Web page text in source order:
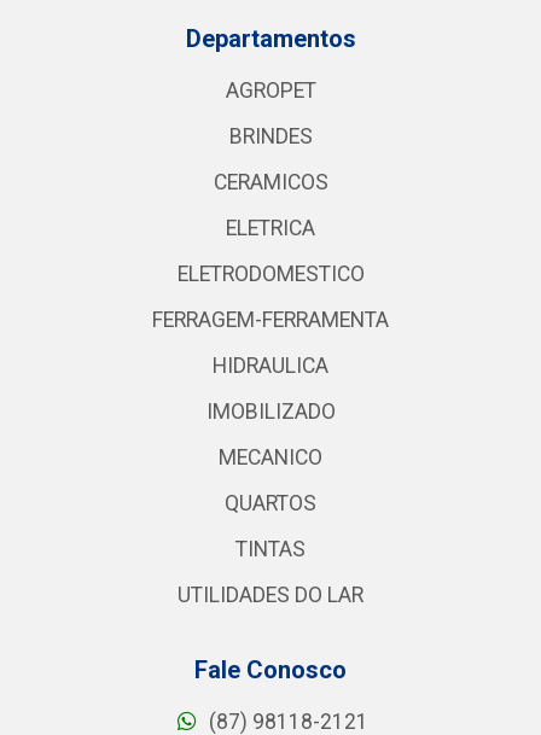
Departamentos
AGROPET
BRINDES
CERAMICOS
ELETRICA
ELETRODOMESTICO
FERRAGEM-FERRAMENTA
HIDRAULICA
IMOBILIZADO
MECANICO
QUARTOS
TINTAS
UTILIDADES DO LAR
Fale Conosco
(87) 98118-2121